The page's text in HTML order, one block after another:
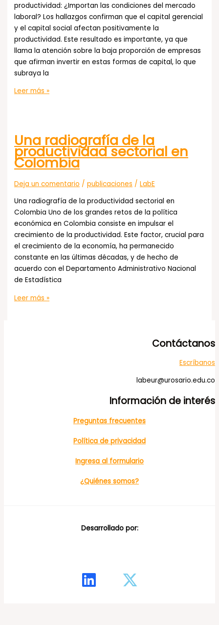
productividad: ¿Importan las condiciones del mercado
laboral? Los hallazgos confirman que el capital gerencial
y el capital social afectan positivamente la
productividad. Este resultado es importante, ya que
llama la atención sobre la baja proporción de empresas
que afirman invertir en estas formas de capital, lo que
subraya la
Revisando
capacidades
y
productividad:
¿Importan
las
del
mercado
laboral?
Leer más »
Una radiografía de la
productividad sectorial en
Colombia
Deja un comentario /publicaciones /LabE
Una radiografía de la productividad sectorial en
Colombia Uno de los grandes retos de la política
económica en Colombia consiste en impulsar el
crecimiento de la productividad. Este factor, crucial para
el crecimiento de la economía, ha permanecido
constante en las últimas décadas, y de hecho de
acuerdo con el Departamento Administrativo Nacional
de Estadística
Una
Leer más »
Contáctanos
Escríbanos
labeur@urosario.edu.co
Información de interés
Preguntas frecuentes
Política de privacidad
Ingresa al formulario
¿Quiénes somos?
Desarrollado por: